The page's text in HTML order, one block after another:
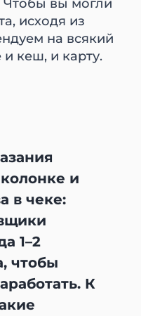
Чтобы вы могли
исходя из
на всякий
и кеш, и карту.
и
в чеке:
1–2
чтобы
К